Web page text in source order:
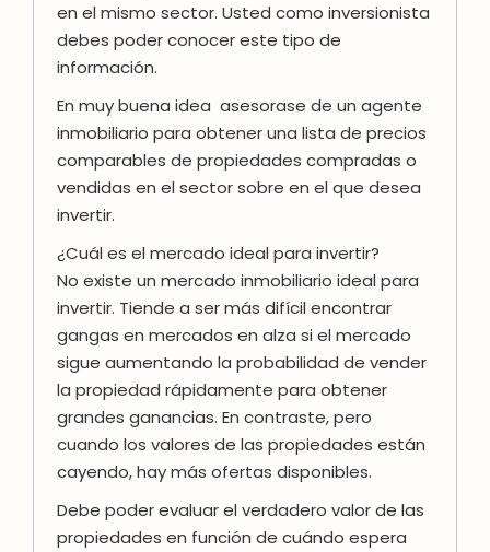
en el mismo sector. Usted como inversionista
debes poder conocer este tipo de
información.
En muy buena idea asesorase de un agente
inmobiliario para obtener una lista de precios
comparables de propiedades compradas o
vendidas en el sector sobre en el que desea
invertir.
¿Cuál es el mercado ideal para invertir?
No existe un mercado inmobiliario ideal para
invertir. Tiende a ser más difícil encontrar
gangas en mercados en alza si el mercado
sigue aumentando la probabilidad de vender
la propiedad rápidamente para obtener
grandes ganancias. En contraste, pero
cuando los valores de las propiedades están
cayendo, hay más ofertas disponibles.
Debe poder evaluar el verdadero valor de las
propiedades en función de cuándo espera